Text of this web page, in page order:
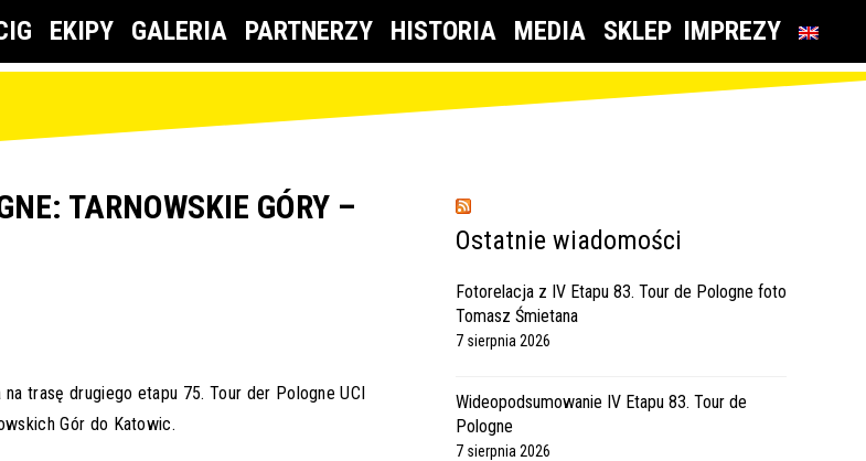
EKIPY GALERIA PARTNERZY HISTORIA MEDIA SKLEP IMPREZY
TARNOWSKIE GÓRY –
trasę drugiego etapu 75. Tour der Pologne UCI
Gór do Katowic.
Ostatnie wiadomości
Fotorelacja z IV Etapu 83. Tour de Pologne foto
Tomasz Śmietana
7 sierpnia 2026
Wideopodsumowanie IV Etapu 83. Tour de
Pologne
7 sierpnia 2026